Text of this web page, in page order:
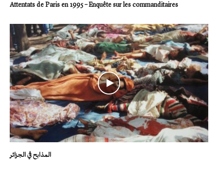
Attentats de Paris en 1995 – Enquête sur les commanditaires
المذابح في الجزائر